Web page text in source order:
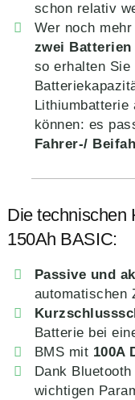
schon relativ
Wer noch
zwei
so erhalten Sie
Lithiumbatterie
können: es
Fahrer-/
Die technischen
150Ah BASIC:
Passive und
automatischen
Batterie bei
BMS mit 100A
Dank
wichtigen